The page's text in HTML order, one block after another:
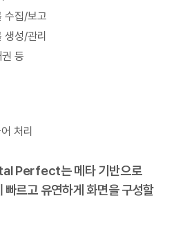
수집/보고
생성/관리
등
처리
Perfect는 메타 기반으로
빠르고 유연하게 화면을 구성할